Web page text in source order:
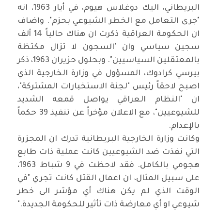
البريطاني، اليك دوغلاس هيوم، في أيار 1963، انه
"جرى التعامل مع الخطر الشيوعي بحزم". واضاف
ان الحكومة العراقية ذكرت ان هناك حالياً 14 ألف
سجين سياسي وان "السجون لا تزال مكتظة
بالمعتقلين السياسيين". وبحلول حزيران 1963، ذكر
بيرسي كرادوك، المسؤول في وزارة الخارجية الذي
اصبح لاحقاً رئيس "لجنة الاستخبارات المشتركة"،
ان "النظام العراقي يواصل قمعه الشديد
للشيوعيين"، مع الاعلان مؤخراً عن تنفيذ 39 حكماً
بالإعدام.
وكانت وزارة الخارجية البريطانية تدرك ان المجزرة
التي نفذت ضد الشيوعيين كانت عملية ذات طابع
هجومي بالكامل. فقد لاحظت في 9 شباط 1963،
على سبيل المثال، ان اعمال القتل كانت تجري "في
الوقت الذي لم يكن هناك أي مؤشر الى خطر
شيوعي او أي معارضة ذات تأثير للحكومة الجديدة".